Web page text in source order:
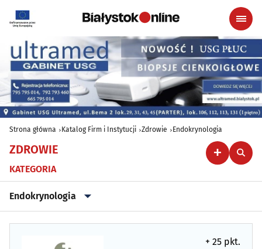
Strona główna Katalog Firm i Instytucji Zdrowie Endokrynologia
ZDROWIE
KATEGORIA
Endokrynologia
Alergologia(18)
+ 25 pkt.